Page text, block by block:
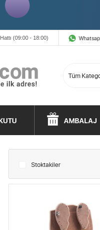
(09:00 - 18:00)
AMBALAJ
Stoktakiler